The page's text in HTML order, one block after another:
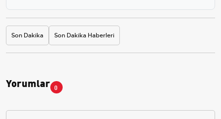
Son Dakika Son Dakika Haberleri
Yorumlar 0